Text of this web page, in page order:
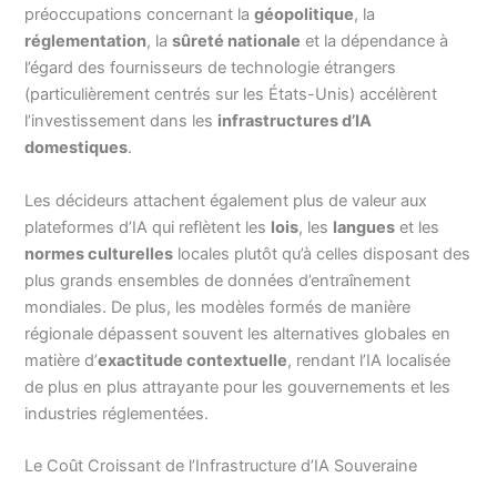
préoccupations concernant lagéopolitique, la
réglementation, lasûreté nationale et la dépendance à
l’égard des fournisseurs de technologie étrangers
(particulièrement centrés sur les États-Unis) accélèrent
l’investissement dans les infrastructures d’IA
domestiques.
Les décideurs attachent également plus de valeur aux
plateformes d’IA qui reflètent les lois, les langues et les
normes culturelles locales plutôt qu’à celles disposant des
plus grands ensembles de données d’entraînement
mondiales. De plus, les modèles formés de manière
régionale dépassent souvent les alternatives globales en
matière d’exactitude contextuelle, rendant l’IA localisée
de plus en plus attrayante pour les gouvernements et les
industries réglementées.
Le Coût Croissant de l’Infrastructure d’IA Souveraine